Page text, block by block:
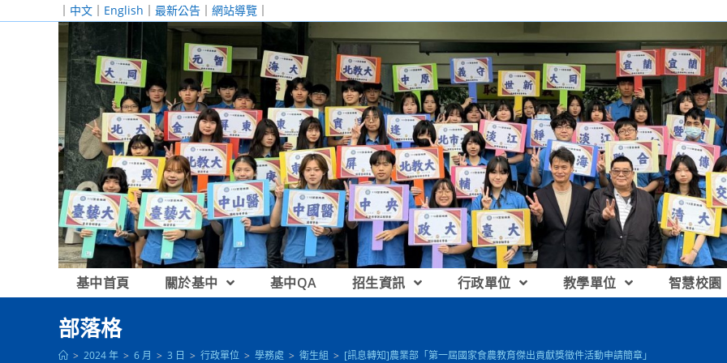
｜ 中文 ｜ English ｜ 最新公告 ｜ 網站導覽 ｜
基中首頁 關於基中 基中QA 招生資訊 行政單位 教學單位 智慧校園
部落格
> 2024 年 > 6 月 > 3 日 > 行政單位 > 學務處 > 衛生組 > [訊息轉知]農業部「第一屆國家食農教育傑出貢獻獎徵件活動申請簡章」